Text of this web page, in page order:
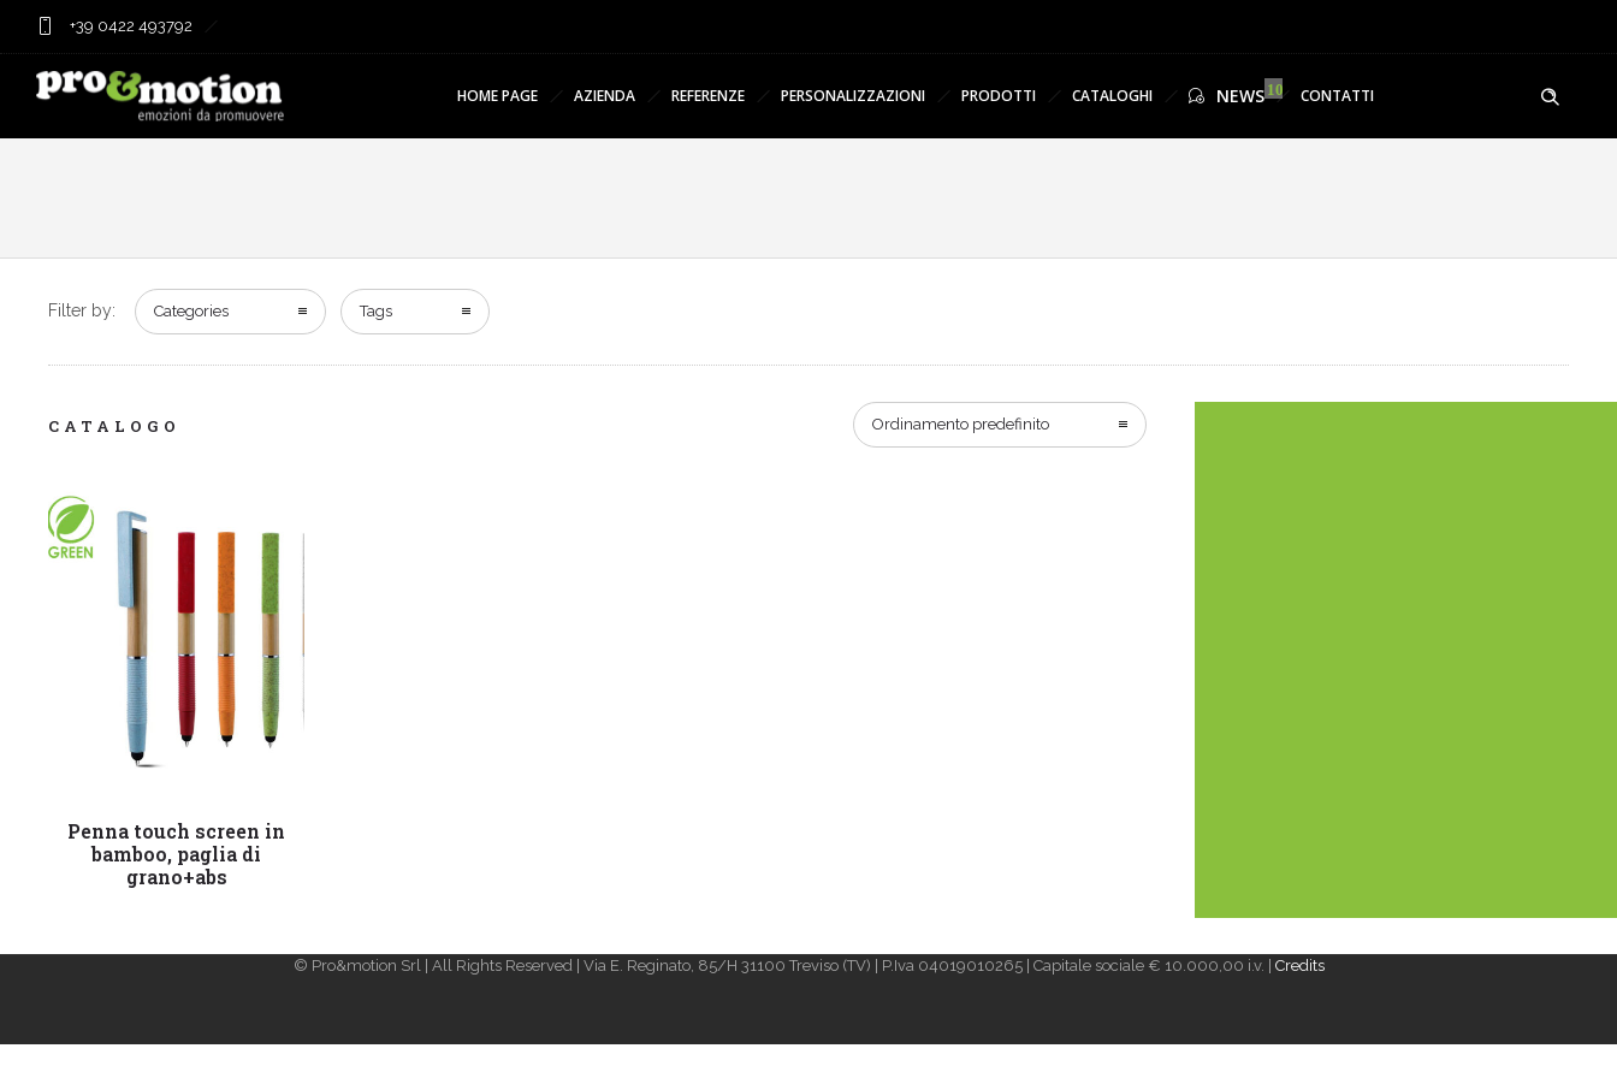
+39 0422 493792
HOME PAGE AZIENDA REFERENZE PERSONALIZZAZIONI PRODOTTI CATALOGHI NEWS CONTATTI
Filter by: Categories Tags
CATALOGO Ordinamento predefinito
Leggi tutto
Penna touch screen in
bamboo, paglia di
grano+abs
© Pro&motion Srl | All Rights Reserved | Via E. Reginato, 85/H 31100 Treviso (TV) | P.Iva 04019010265 | Capitale sociale € 10.000,00 i.v. | Credits